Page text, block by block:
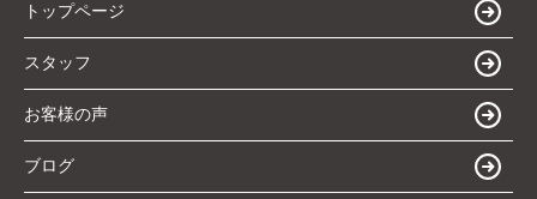
トップページ
スタッフ
お客様の声
ブログ